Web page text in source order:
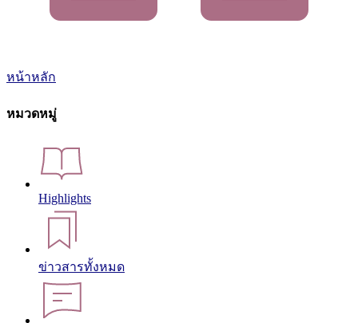
หน้าหลัก
หมวดหมู่
Highlights
ข่าวสารทั้งหมด